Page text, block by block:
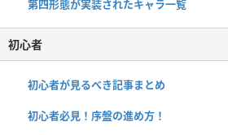
第四形態が実装されたキャラ一覧
初心者
初心者が見るべき記事まとめ
初心者必見！序盤の進め方！